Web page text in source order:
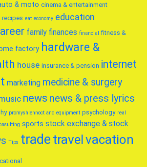
& moto cinema & entertainment
recipes eat economy education
family finances financial fitness &
factory hardware &
house insurance & pension internet
marketing medicine & surgery
news news & press lyrics
promyshlennoct and equipment psychology real
sports stock exchange & stock
Tips trade travelvacation